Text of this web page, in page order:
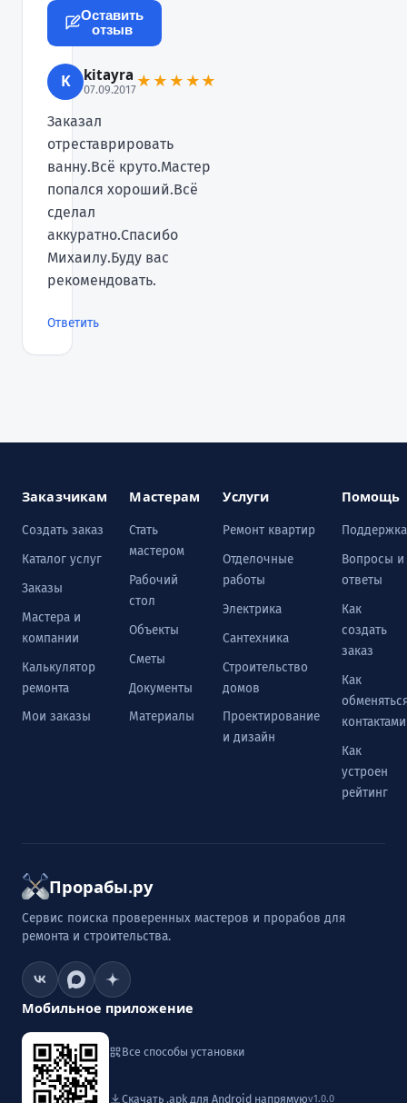
Оставить
отзыв
K kitayra
07.09.2017★★★★★
Заказал
отреставрировать
ванну.Всё круто.Мастер
попался хороший.Всё
сделал
аккуратно.Спасибо
Михаилу.Буду вас
рекомендовать.
Ответить
Заказчикам
Создать заказ
Каталог услуг
Заказы
Мастера и
компании
Калькулятор
ремонта
Мои заказы
Мастерам
Стать
мастером
Рабочий
стол
Объекты
Сметы
Документы
Материалы
Услуги
Ремонт квартир
Отделочные
работы
Электрика
Сантехника
Строительство
домов
Проектирование
и дизайн
Помощь
Поддержка
Вопросы и
ответы
Как
создать
заказ
Как
контактами
Как
устроен
рейтинг
Прорабы.ру
Сервис поиска проверенных мастеров и прорабов для
ремонта и строительства.
Мобильное приложение
Все способы установки
Скачать .apk для Android напрямуюv1.0.0